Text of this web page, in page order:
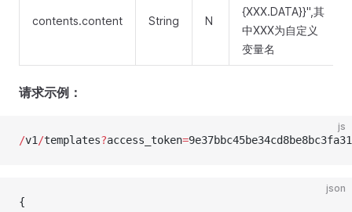
contents.content String N
{XXX.DATA}}",其
中XXX为自定义
变量名
请求示例：
js
/v1 /templates?access_token=
json
{